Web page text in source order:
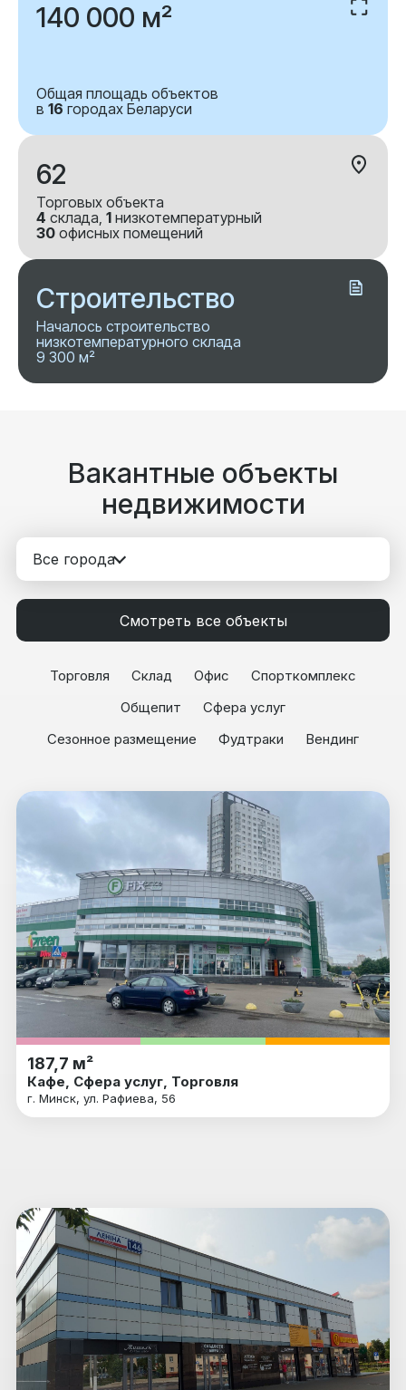
140 000 м²
Общая площадь объектов
в 16 городах Беларуси
62
Торговых объекта
4 склада, 1 низкотемпературный
30 офисных помещений
Строительство
Началось строительство
низкотемпературного склада
9 300 м²
Вакантные объекты
недвижимости
Все города
Смотреть все объекты
Торговля Склад Офис
Спорткомплекс
Общепит
Сфера услуг
Сезонное размещение
Фудтраки Вендинг
187,7 м²
Кафе, Сфера услуг, Торговля
г. Минск, ул. Рафиева, 56